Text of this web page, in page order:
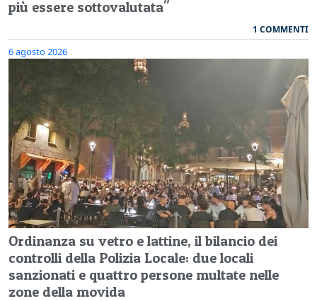
più essere sottovalutata"
1 COMMENTI
6 agosto 2026
Ordinanza su vetro e lattine, il bilancio dei
controlli della Polizia Locale: due locali
sanzionati e quattro persone multate nelle
zone della movida